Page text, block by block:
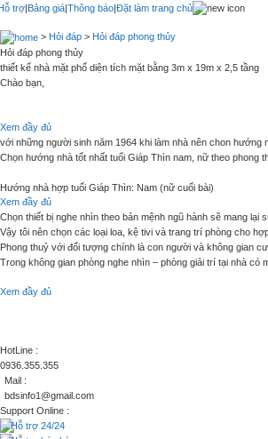
trợ|Bảng giá|Thông báo|Đặt làm trang chủ
> Hỏi đáp > Hỏi đáp phong thủy
Hỏi đáp phong thủy
thiết kế nhà mặt phố diện tích mặt bằng 3m x 19m x 2,5 tầng
Chào bạn,
Bạn có thể tham khảo các kiến trúc nhà đẹp tại đây: http://
Hy vọng giúp ích được phần nào cho bạn!
Trân trọng!
Xem đầy đủ
với những người sinh năm 1964 khi làm nhà nên chon hướng
Chọn hướng nhà tốt nhất tuổi Giáp Thìn nam, nữ theo phong
Hướng nhà hợp tuổi Giáp Thìn: Nam (nữ cuối bài)
- Năm sinh dương lịch: 1964
- Năm sinh âm lịch: Giáp Thìn
- Hướng tốt: Bắc (Diên Niên); Đông (Sinh Khí); Đông Nam
- Hướng xấu: Tây Bắc (Tuyệt Mệnh); Đông Bắc (Hoạ Hại);
Lời khuyên cho việc bài trí nội thất trong nhà:
Xem đầy đủ
Chọn thiết bị nghe nhìn theo bản mệnh ngũ hành sẽ mang
Vậy tôi nên chọn các loại loa, kệ tivi và trang trí phòng cho
Phong thuỷ với đối tượng chính là con người và không gian
Trong không gian phòng nghe nhìn – phòng giải trí tại nhà
- Người mệnh Thổ:
- Người mệnh Kim:
Phòng vuông hoặc chữ nhật (Thổ sinh Kim) hoặc có bo góc
đạo, có ánh đồng hoặc bạc, các thiết kế nội thất mang tính
Xem đầy đủ
HotLine :
0936.355.355
Mail :
bdsinfo1@gmail.com
Support Online :
Hỗ trợ 24/24